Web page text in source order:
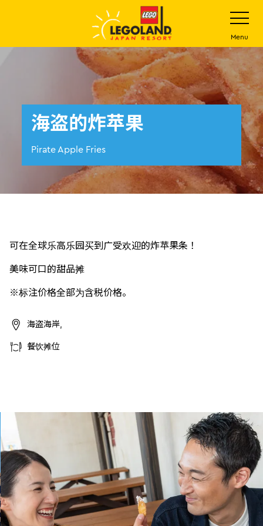
主
打
开
网
站
菜
单
Menu
海盗的炸苹果
Pirate Apple Fries
可在全球乐高乐园买到广受欢迎的炸苹果条！
美味可口的甜品摊
※标注价格全部为含税价格。
海盗海岸,
餐饮摊位